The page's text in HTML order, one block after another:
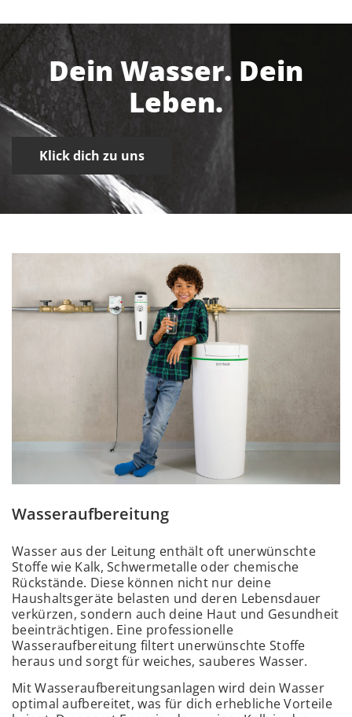
Dein Wasser. Dein
Leben.
Klick dich zu uns
Wasseraufbereitung
Wasser aus der Leitung enthält oft unerwünschte
Stoffe wie Kalk, Schwermetalle oder chemische
Rückstände. Diese können nicht nur deine
Haushaltsgeräte belasten und deren Lebensdauer
verkürzen, sondern auch deine Haut und Gesundheit
beeinträchtigen. Eine professionelle
Wasseraufbereitung filtert unerwünschte Stoffe
heraus und sorgt für weiches, sauberes Wasser.
Mit Wasseraufbereitungsanlagen wird dein Wasser
optimal aufbereitet, was für dich erhebliche Vorteile